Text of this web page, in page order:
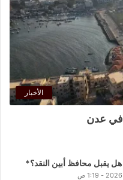
الأخبار
في عدن
يقبل محافظ أبين النقد؟*